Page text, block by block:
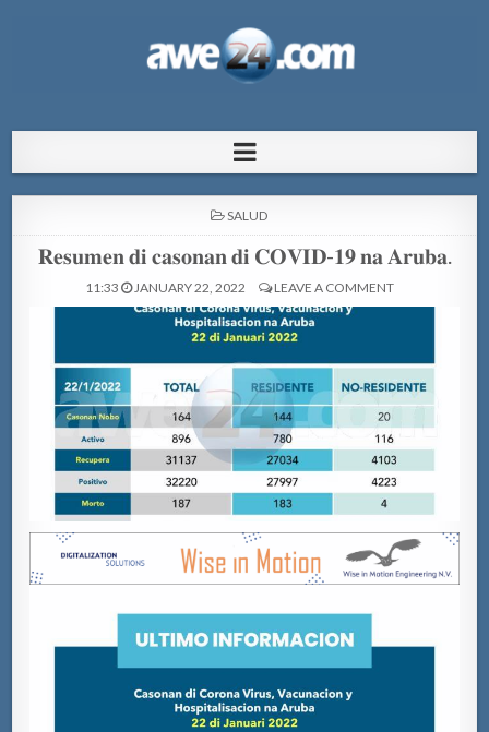
pa Aruba
POSTED
SALUD
𝐑𝐞𝐬𝐮𝐦𝐞𝐧 𝐝𝐢 𝐜𝐚𝐬𝐨𝐧𝐚𝐧 𝐝𝐢 𝐂𝐎𝐕𝐈𝐃-𝟏𝟗 𝐧𝐚 𝐀𝐫𝐮𝐛𝐚.
11:33 JANUARY 22, 2022 LEAVE A COMMENT